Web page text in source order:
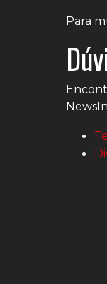
Para